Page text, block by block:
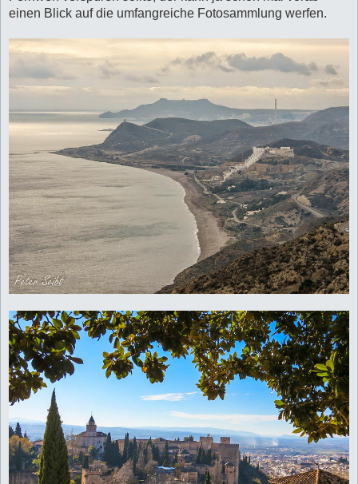
einen Blick auf die umfangreiche Fotosammlung werfen.